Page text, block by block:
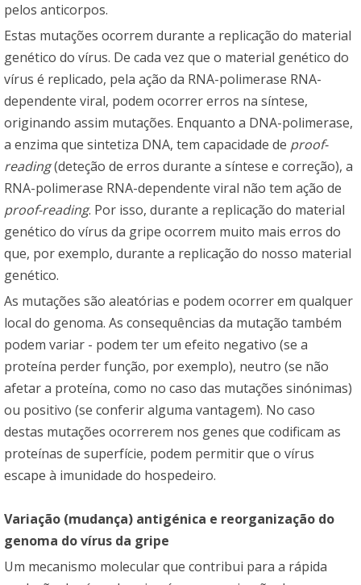
pelos anticorpos.
Estas mutações ocorrem durante a replicação do material
genético do vírus. De cada vez que o material genético do
vírus é replicado, pela ação da RNA-polimerase RNA-
dependente viral, podem ocorrer erros na síntese,
originando assim mutações. Enquanto a DNA-polimerase,
a enzima que sintetiza DNA, tem capacidade de proof-
reading(deteção de erros durante a síntese e correção), a
RNA-polimerase RNA-dependente viral não tem ação de
proof-reading. Por isso, durante a replicação do material
genético do vírus da gripe ocorrem muito mais erros do
que, por exemplo, durante a replicação do nosso material
genético.
As mutações são aleatórias e podem ocorrer em qualquer
local do genoma. As consequências da mutação também
podem variar - podem ter um efeito negativo (se a
proteína perder função, por exemplo), neutro (se não
afetar a proteína, como no caso das mutações sinónimas)
ou positivo (se conferir alguma vantagem). No caso
destas mutações ocorrerem nos genes que codificam as
proteínas de superfície, podem permitir que o vírus
escape à imunidade do hospedeiro.
Variação (mudança) antigénica e reorganização do
genoma do vírus da gripe
Um mecanismo molecular que contribui para a rápida